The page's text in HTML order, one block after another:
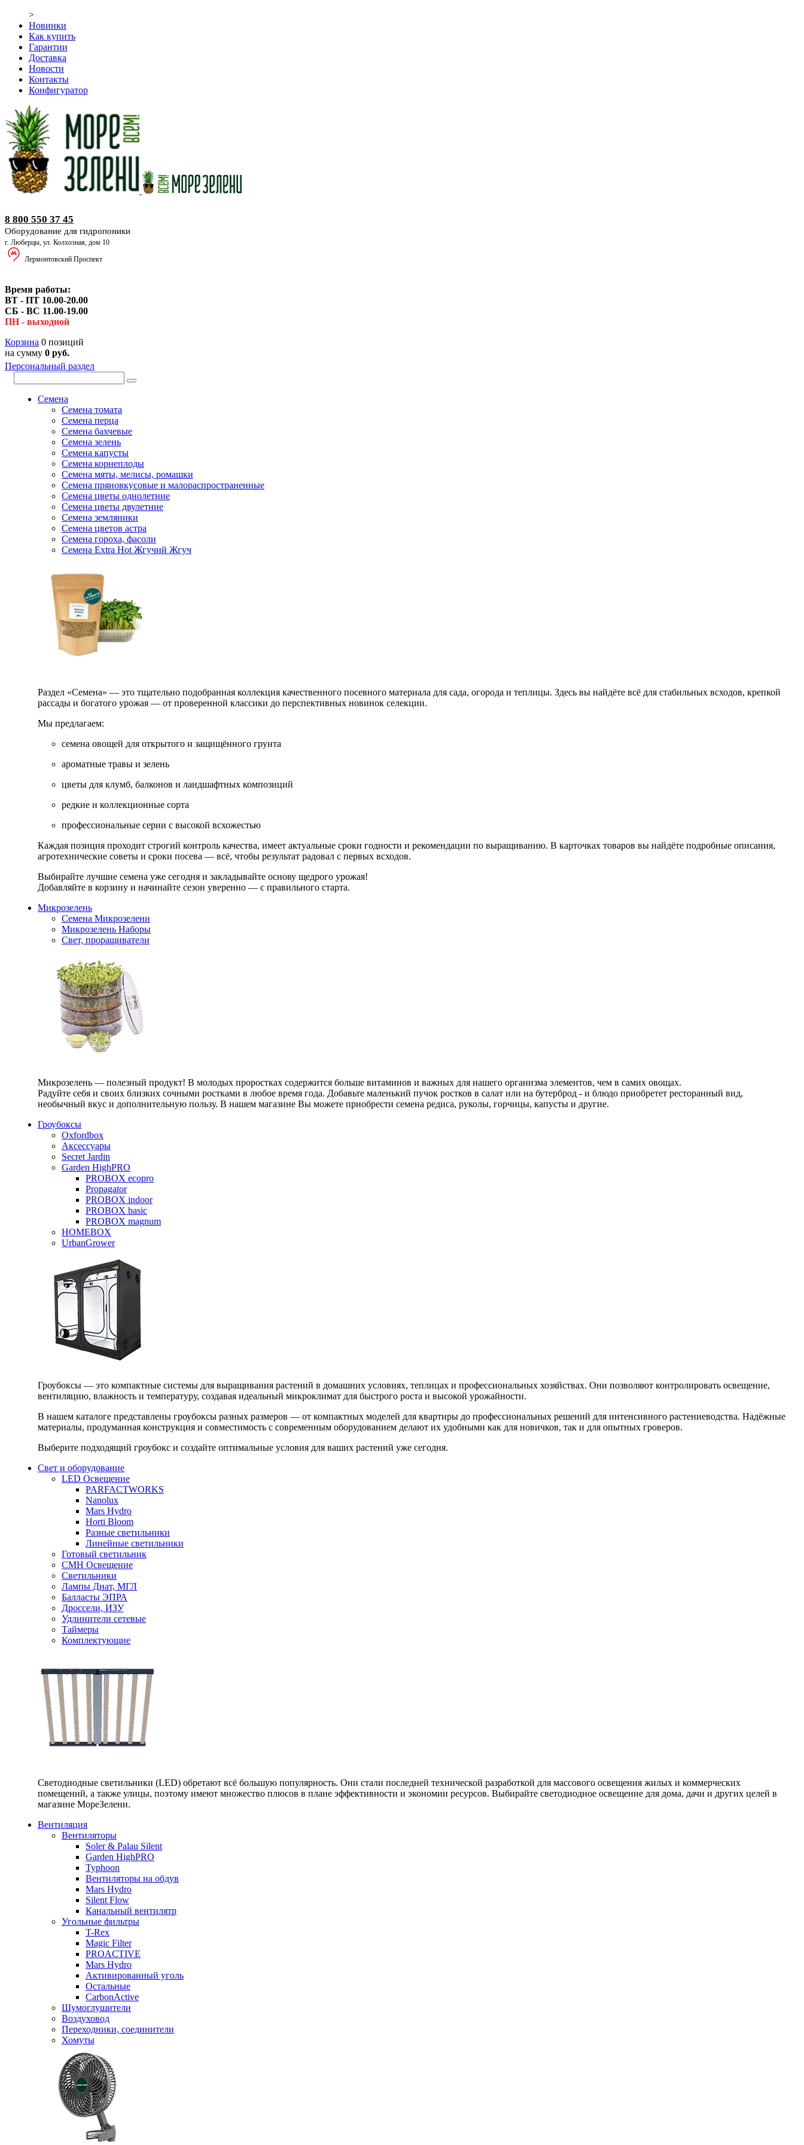
>
Новинки
Как купить
Гарантии
Доставка
Новости
Контакты
Конфигуратор
8 800 550 37 45
Оборудование для гидропоники
г. Люберцы, ул. Колхозная, дом 10
Лермонтовский Проспект
Время работы:
ВТ - ПТ 10.00-20.00
СБ - ВС 11.00-19.00
ПН - выходной
Корзина 0 позиций
на сумму 0 руб.
Персональный раздел
Семена
Семена томата
Семена перца
Семена бахчевые
Семена зелень
Семена капусты
Семена корнеплоды
Семена мяты, мелисы, ромашки
Семена пряновкусовые и малораспространенные
Семена цветы однолетние
Семена цветы двулетние
Семена земляники
Семена цветов астра
Семена гороха, фасоли
Семена Extra Hot Жгучий Жгуч
Раздел «Семена» — это тщательно подобранная коллекция качественного посевного материала для сада, огорода и теплицы. Здесь вы найдёте всё для стабильных всходов, крепкой
рассады и богатого урожая — от проверенной классики до перспективных новинок селекции.
Мы предлагаем:
семена овощей для открытого и защищённого грунта
ароматные травы и зелень
цветы для клумб, балконов и ландшафтных композиций
редкие и коллекционные сорта
профессиональные серии с высокой всхожестью
Каждая позиция проходит строгий контроль качества, имеет актуальные сроки годности и рекомендации по выращиванию. В карточках товаров вы найдёте подробные описания,
агротехнические советы и сроки посева — всё, чтобы результат радовал с первых всходов.
Выбирайте лучшие семена уже сегодня и закладывайте основу щедрого урожая!
Добавляйте в корзину и начинайте сезон уверенно — с правильного старта.
Микрозелень
Семена Микрозелени
Микрозелень Наборы
Свет, проращиватели
Микрозелень — полезный продукт! В молодых проростках содержится больше витаминов и важных для нашего организма элементов, чем в самих овощах.
Радуйте себя и своих близких сочными ростками в любое время года. Добавьте маленький пучок ростков в салат или на бутерброд - и блюдо приобретет ресторанный вид,
необычный вкус и дополнительную пользу. В нашем магазине Вы можете приобрести семена редиса, руколы, горчицы, капусты и другие.
Гроубоксы
Oxfordbox
Аксессуары
Secret Jardin
Garden HighPRO
PROBOX ecopro
Propagator
PROBOX indoor
PROBOX basic
PROBOX magnum
HOMEBOX
UrbanGrower
Гроубоксы — это компактные системы для выращивания растений в домашних условиях, теплицах и профессиональных хозяйствах. Они позволяют контролировать освещение,
вентиляцию, влажность и температуру, создавая идеальный микроклимат для быстрого роста и высокой урожайности.
В нашем каталоге представлены гроубоксы разных размеров — от компактных моделей для квартиры до профессиональных решений для интенсивного растениеводства. Надёжные
материалы, продуманная конструкция и совместимость с современным оборудованием делают их удобными как для новичков, так и для опытных гроверов.
Выберите подходящий гроубокс и создайте оптимальные условия для ваших растений уже сегодня.
Свет и оборудование
LED Освещение
PARFACTWORKS
Nanolux
Mars Hydro
Horti Bloom
Разные светильники
Линейные светильники
Готовый светильник
CMH Освещение
Светильники
Лампы Днат, МГЛ
Балласты ЭПРА
Дроссели, ИЗУ
Удлинители сетевые
Таймеры
Комплектующие
Светодиодные светильники (LED) обретают всё большую популярность. Они стали последней технической разработкой для массового освещения жилых и коммерческих
помещений, а также улицы, поэтому имеют множество плюсов в плане эффективности и экономии ресурсов. Выбирайте светодиодное освещение для дома, дачи и других целей в
магазине МореЗелени.
Вентиляция
Вентиляторы
Soler & Palau Silent
Garden HighPRO
Typhoon
Вентиляторы на обдув
Mars Hydro
Silent Flow
Канальный вентилятр
Угольные фильтры
T-Rex
Magic Filter
PROACTIVE
Mars Hydro
Активированный уголь
Остальные
CarbonActive
Шумоглушители
Воздуховод
Переходники, соединители
Хомуты